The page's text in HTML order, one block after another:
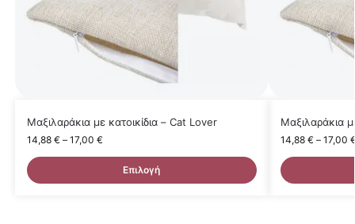
Μαξιλαράκια με κατοικίδια – Cat Lover
14,88 € – 17,00 €
Επιλογή
Μαξιλαράκια
14,88 € – 17,00